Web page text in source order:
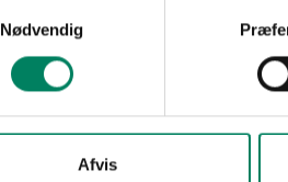
Nødvendig
Afvis
Fredag den 26. juni 2026 kl.
Fredag den 26. juni 2026 kl.